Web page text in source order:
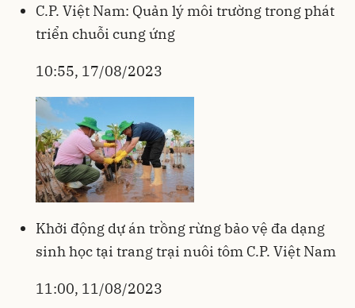
C.P. Việt Nam: Quản lý môi trường trong phát
triển chuỗi cung ứng
10:55, 17/08/2023
Khởi động dự án trồng rừng bảo vệ đa dạng
sinh học tại trang trại nuôi tôm C.P. Việt Nam
11:00, 11/08/2023